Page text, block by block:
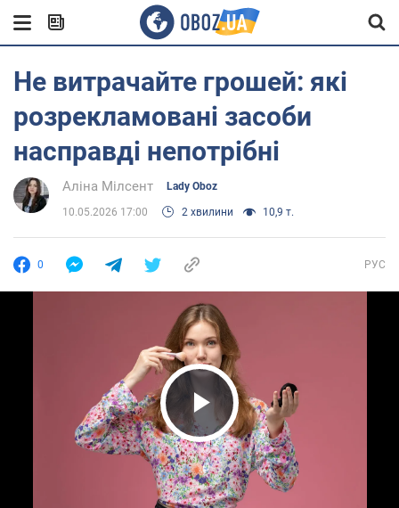
Не витрачайте грошей: які
розрекламовані засоби
насправді непотрібні
Аліна Мілсент Lady Oboz
10.05.2026 17:00 2 хвилини 10,9 т.
0 РУС
Play Video